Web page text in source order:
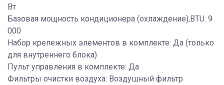
Вт
Базовая мощность кондиционера (охлаждение),BTU: 9
000
Набор крепежных элементов в комплекте: Да (только
для внутреннего блока)
Пульт управления в комплекте: Да
Фильтры очистки воздуха: Воздушный фильтр